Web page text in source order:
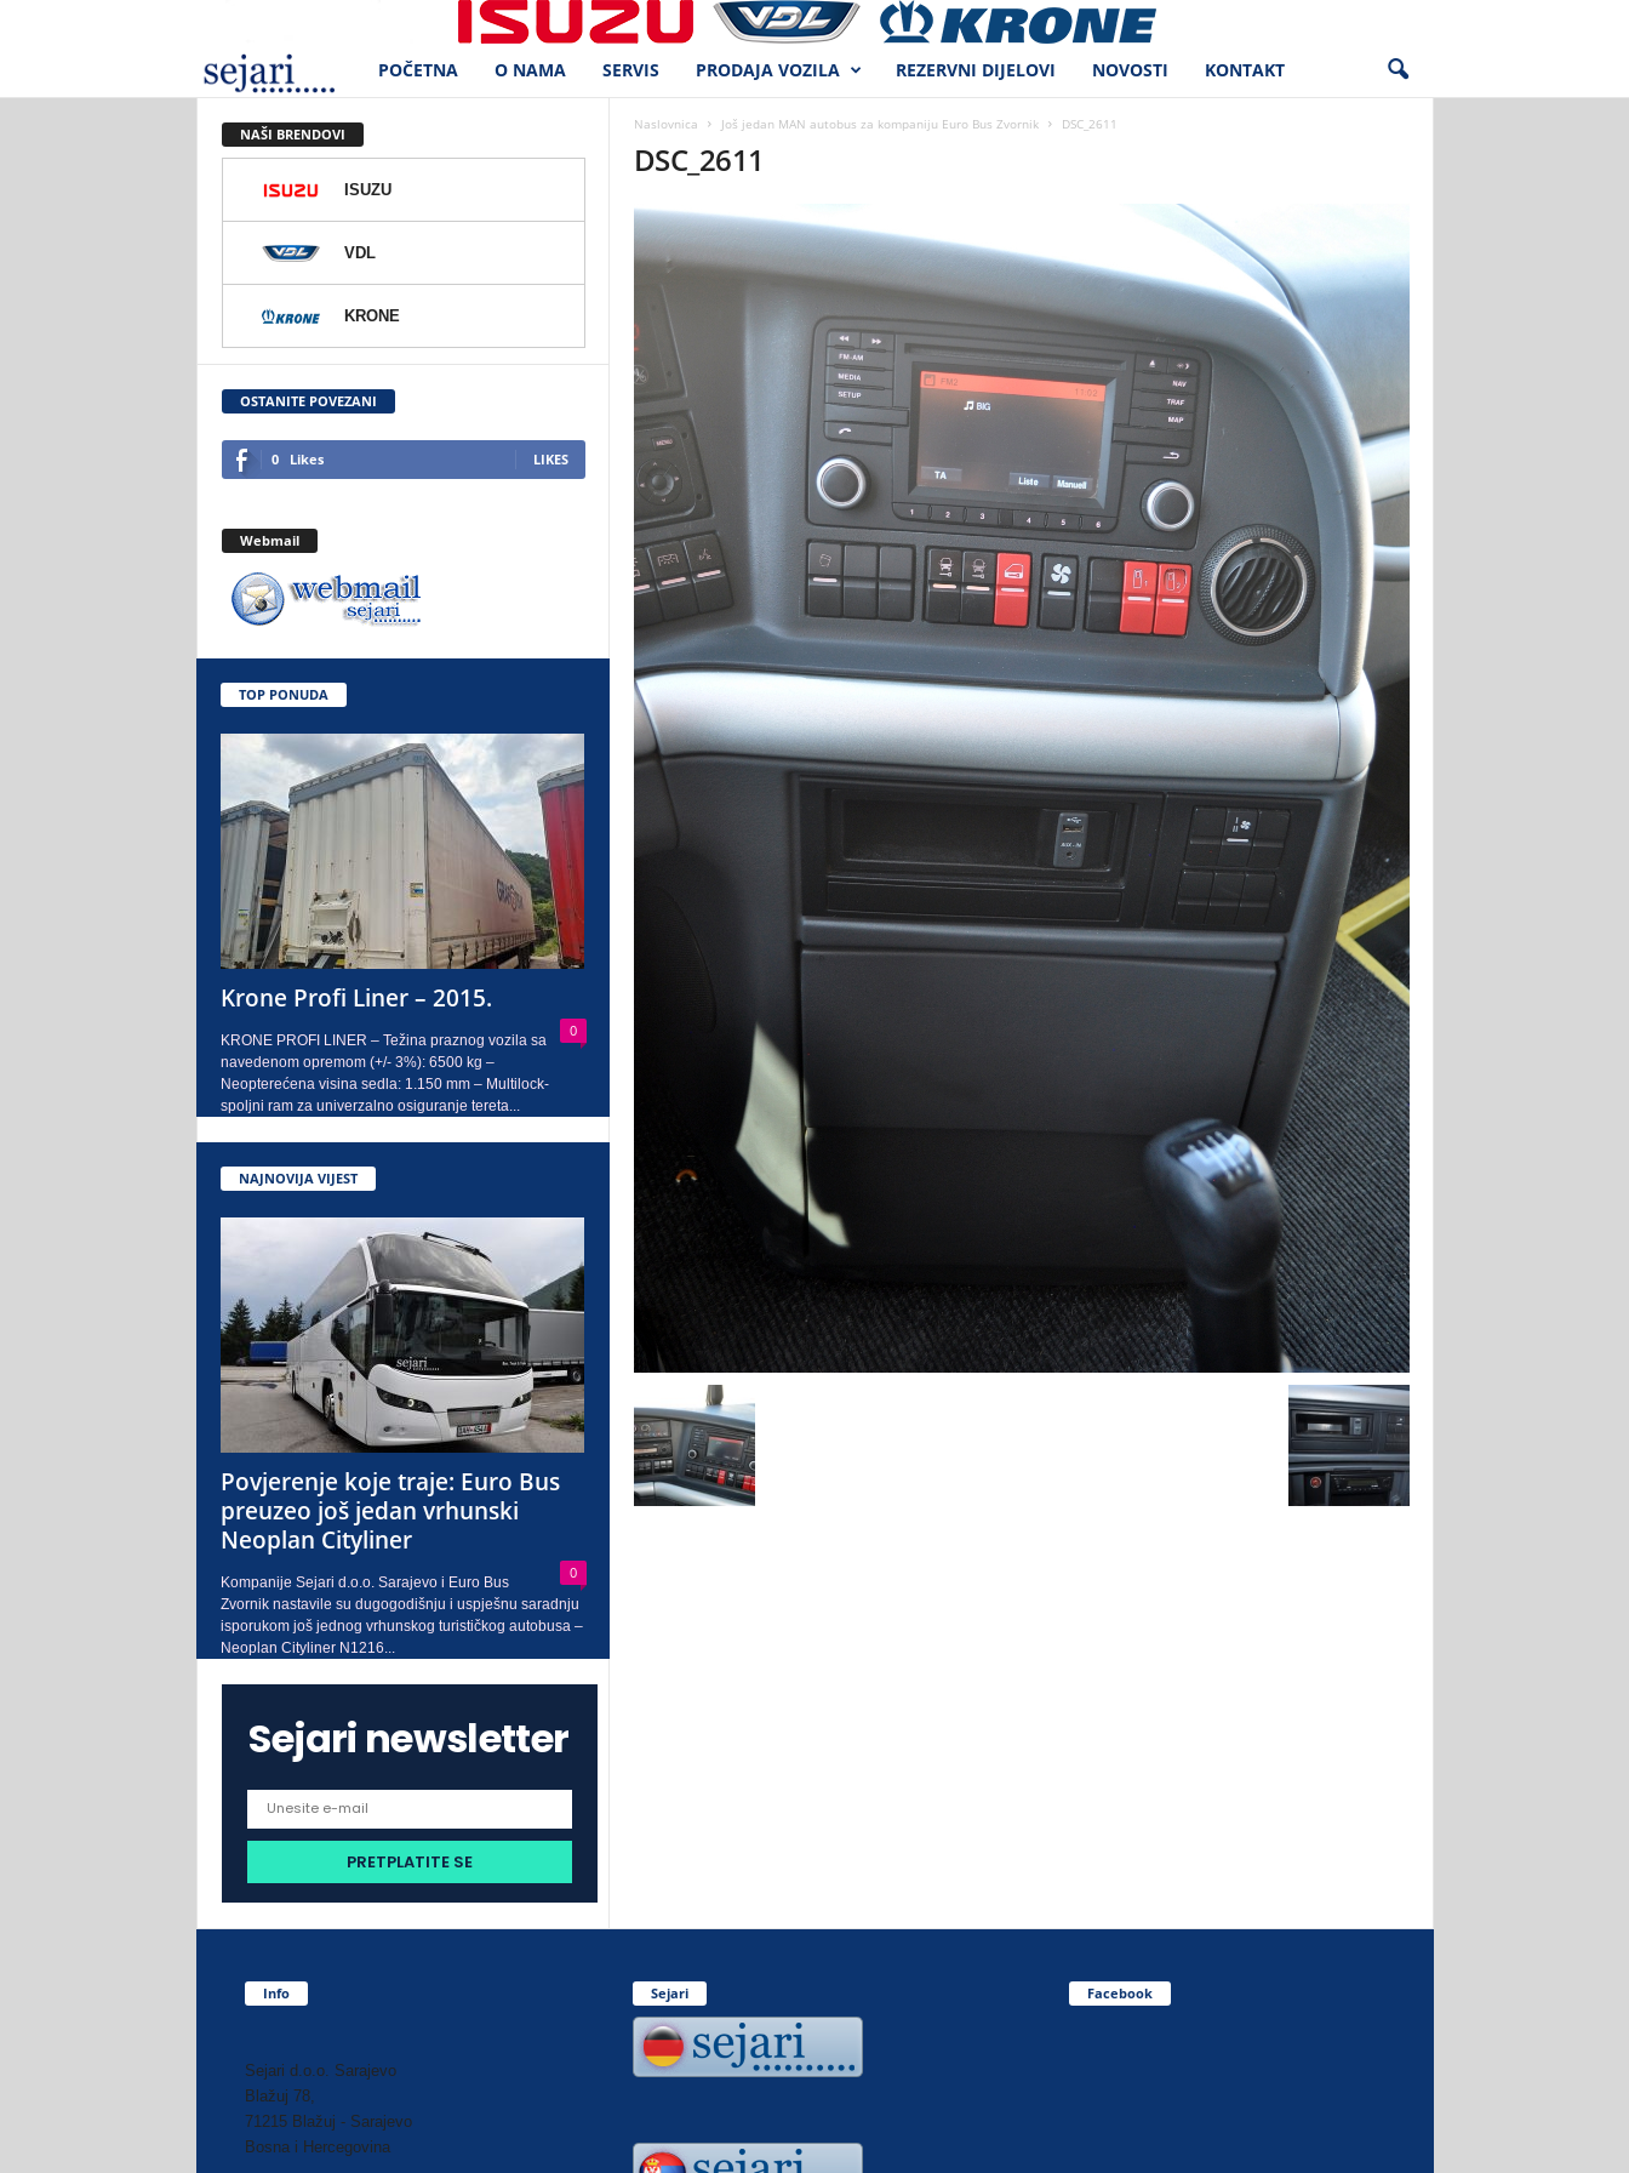
e
r
d
.
o
.
a
j
o
POČETNA O NAMA SERVIS PRODAJA VOZILA REZERVNI DIJELOVI NOVOSTI KONTAKT
Naslovnica Još jedan MAN autobus za kompaniju Euro Bus Zvornik DSC_2611
DSC_2611
NAŠI BRENDOVI
ISUZU
VDL
KRONE
OSTANITE POVEZANI
0 Likes LIKES
Webmail
TOP PONUDA
Krone Profi Liner – 2015.
0
KRONE PROFI LINER – Težina praznog vozila sa
navedenom opremom (+/- 3%): 6500 kg –
Neopterećena visina sedla: 1.150 mm – Multilock-
spoljni ram za univerzalno osiguranje tereta...
NAJNOVIJA VIJEST
Povjerenje koje traje: Euro Bus
preuzeo još jedan vrhunski
Neoplan Cityliner
0
Kompanije Sejari d.o.o. Sarajevo i Euro Bus
Zvornik nastavile su dugogodišnju i uspješnu saradnju
isporukom još jednog vrhunskog turističkog autobusa –
Neoplan Cityliner N1216...
Sejari newsletter
Info
Sejari d.o.o. Sarajevo
Blažuj 78,
71215 Blažuj - Sarajevo
Bosna i Hercegovina
Sejari Facebook